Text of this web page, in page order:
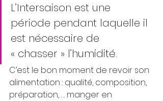
L’Intersaison est une
période pendant laquelle il
est nécessaire de
« chasser » l’humidité.
C’est le bon moment de revoir son
alimentation : qualité, composition,
préparation, … manger en